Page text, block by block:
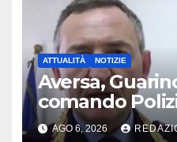
ATTUALITÀ NOTIZIE
Aversa,
comando
arriva Nacar
AGO 6, 2026